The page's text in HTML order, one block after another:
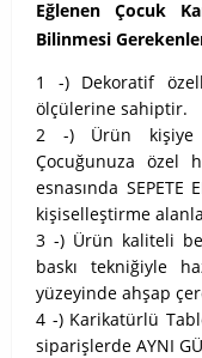
Eğlenen Çocuk
Bilinmesi
1 -) Dekoratif
ölçülerine sahiptir.
2 -) Ürün kişiye
Çocuğunuza özel
esnasında
kişiselleştirme
3 -) Ürün kaliteli
baskı tekniğiyle
yüzeyinde ahşap
4 -) Karikatürlü
siparişlerde AYNI